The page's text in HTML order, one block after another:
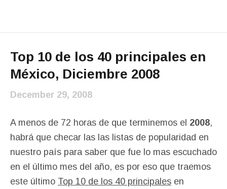
Top 10 de los 40 principales en
México, Diciembre 2008
December 29, 2008
A menos de 72 horas de que terminemos el 2008,
habrá que checar las las listas de popularidad en
nuestro país para saber que fue lo mas escuchado
en el último mes del año, es por eso que traemos
este último Top 10 de los 40 principales en